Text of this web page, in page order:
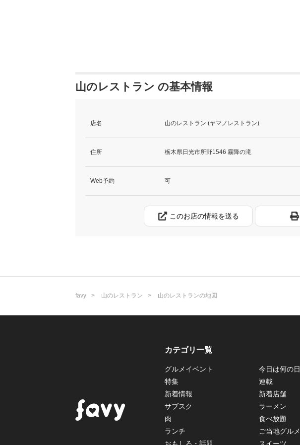
山のレストラン の基本情報
店名 山のレストラン (ヤマノレストラン)
住所 栃木県日光市所野1546 霧降の滝
Web予約 可
このお店の情報を送る
favy 山のレストラン 山のレストランの地図
カテゴリ一覧
グルメイベント
今日は何の日
特集
連載
新着情報
新着店舗
サブスク
ラーメン
肉
食べ放題
ランチ
ご当地グルメ
おもしろ・話題
スイーツ